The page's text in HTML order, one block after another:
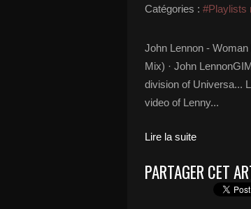
Catégories : #Playlists
John Lennon -
Mix) · John
division of Universa...
video of Lenny...
Lire la suite
PARTAGER CET